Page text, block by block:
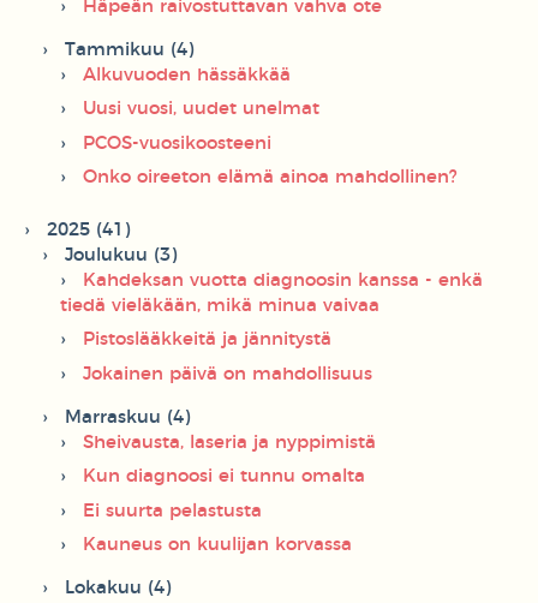
Häpeän raivostuttavan vahva ote
Tammikuu (4)
Alkuvuoden hässäkkää
Uusi vuosi, uudet unelmat
PCOS-vuosikoosteeni
Onko oireeton elämä ainoa mahdollinen?
2025 (41)
Joulukuu (3)
Kahdeksan vuotta diagnoosin kanssa - enkä
tiedä vieläkään, mikä minua vaivaa
Pistoslääkkeitä ja jännitystä
Jokainen päivä on mahdollisuus
Marraskuu (4)
Sheivausta, laseria ja nyppimistä
Kun diagnoosi ei tunnu omalta
Ei suurta pelastusta
Kauneus on kuulijan korvassa
Lokakuu (4)